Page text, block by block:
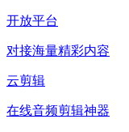
开放平台
对接海量精彩内容
云剪辑
在线音频剪辑神器